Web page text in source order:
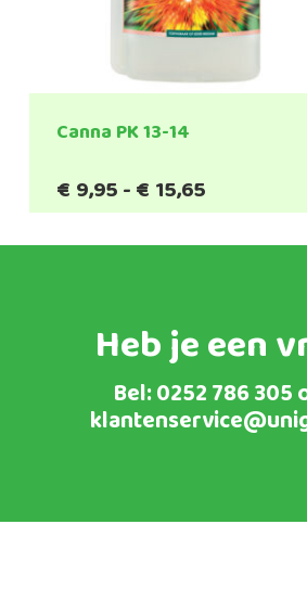
Canna PK 13-14
€ 9,95-€ 15,65Prijsklasse:
€9,95
tot
Heb je een
Bel:0252 786 305